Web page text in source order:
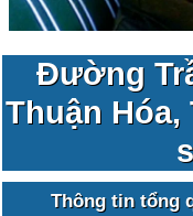
Đường
Thuận Hóa,
Thông tin tổng